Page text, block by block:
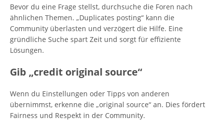
Bevor du eine Frage stellst, durchsuche die Foren nach
ähnlichen Themen. „Duplicates posting“ kann die
Community überlasten und verzögert die Hilfe. Eine
gründliche Suche spart Zeit und sorgt für effiziente
Lösungen.
Gib „credit original source“
Wenn du Einstellungen oder Tipps von anderen
übernimmst, erkenne die „original source“ an. Dies fördert
Fairness und Respekt in der Community.